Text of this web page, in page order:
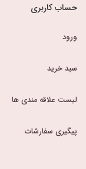
حساب کاربری
ورود
سبد خرید
لیست علاقه مندی ها
پیگیری سفارشات